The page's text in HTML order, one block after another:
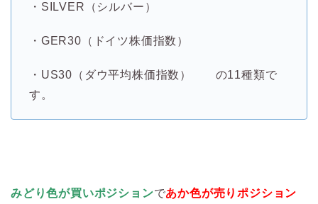
・SILVER（シルバー）
・GER30（ドイツ株価指数）
・US30（ダウ平均株価指数） の11種類で
す。
みどり色が買いポジションであか色が売りポジション